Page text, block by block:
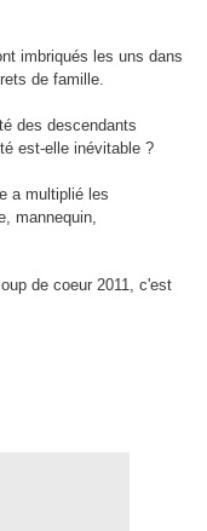
imbriqués les uns dans
de famille.
des descendants
est-elle inévitable ?
a multiplié les
mannequin,
de coeur 2011, c'est